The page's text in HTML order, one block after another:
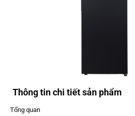
Thông tin chi tiết sản phẩm
Tổng quan